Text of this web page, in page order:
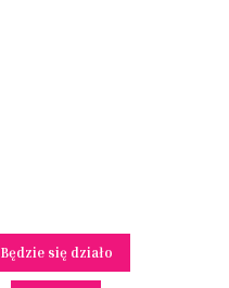
Będzie się działo